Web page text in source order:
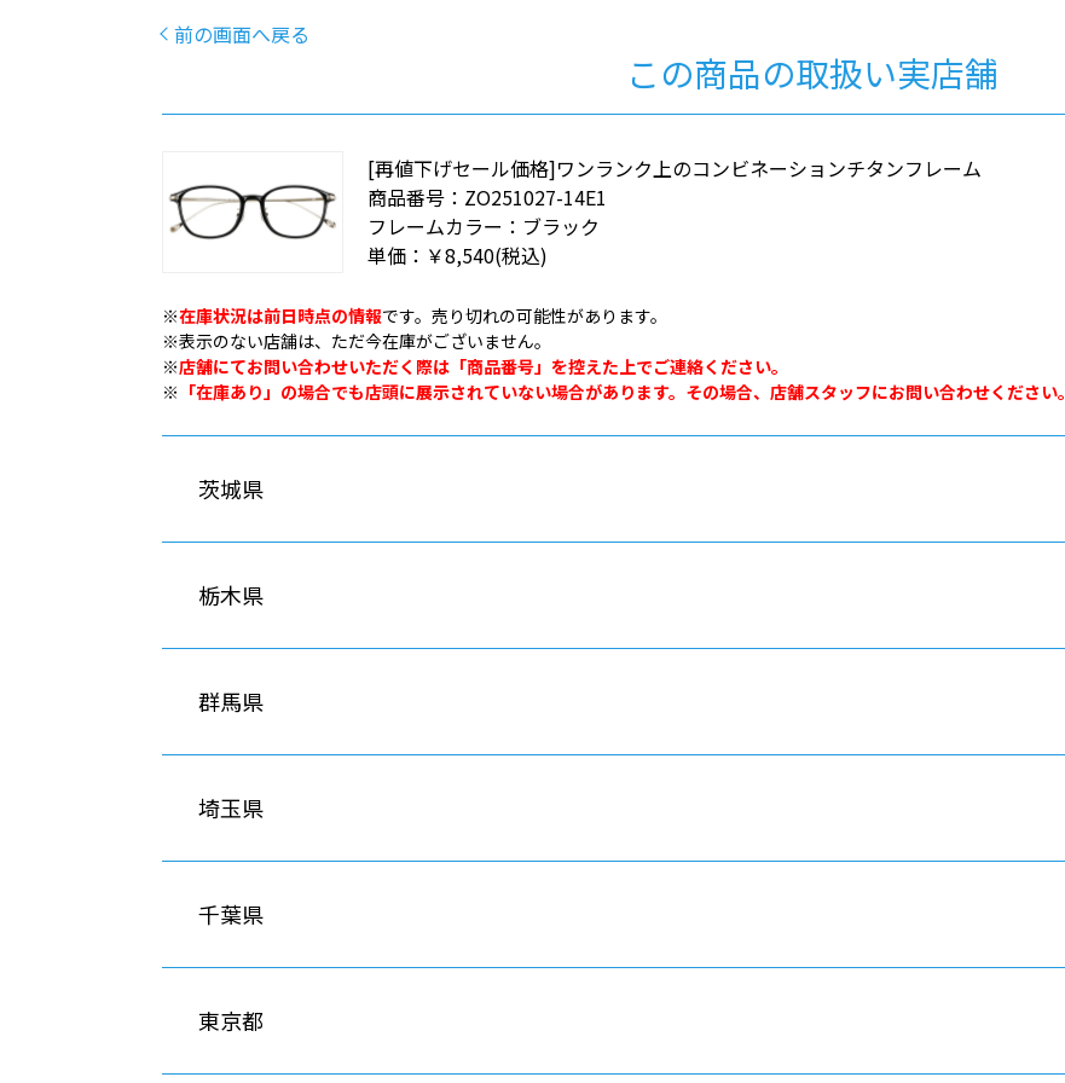
前の画面へ戻る
この商品の取扱い実店舗
[再値下げセール価格]ワンランク上のコンビネーションチタンフレーム
商品番号： ZO251027-14E1
フレームカラー： ブラック
単価： ￥8,540(税込)
※在庫状況は前日時点の情報です。売り切れの可能性があります。
※表示のない店舗は、ただ今在庫がございません。
※店舗にてお問い合わせいただく際は「商品番号」を控えた上でご連絡ください。
※ 「在庫あり」の場合でも店頭に展示されていない場合があります。その場合、店舗スタッフにお問い合わせください。
茨城県
栃木県
群馬県
埼玉県
千葉県
東京都